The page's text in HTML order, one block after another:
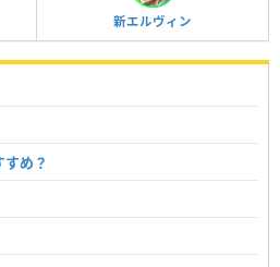
新エルヴィン
め？